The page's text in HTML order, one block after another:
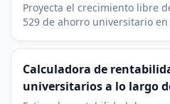
Proyecta el crecimiento libre
529 de ahorro universitario en
Calculadora de
universitarios a lo largo